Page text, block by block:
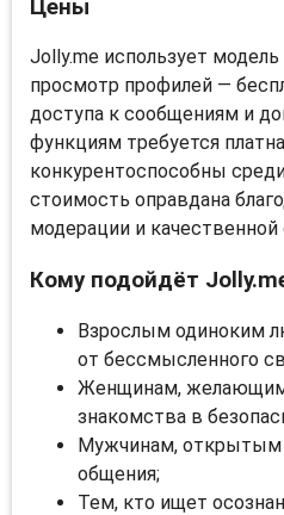
Цены
Jolly.me использует
просмотр профилей —
доступа к сообщениям и
функциям требуется
конкурентоспособны
стоимость оправдана
модерации и качественной
Кому подойдёт
Взрослым одиноким
от бессмысленного
Женщинам, желающим
знакомства в
Мужчинам, открытым
общения;
Тем, кто ищет